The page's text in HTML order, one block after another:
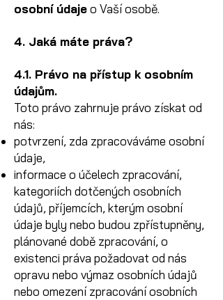
osobní údajeo Vaší osobě.
4. Jaká máte práva?
4.1. Právo na přístup k osobním
údajům.
Toto právo zahrnuje právo získat od
nás:
potvrzení, zda zpracováváme osobní
údaje,
informace o účelech zpracování,
kategoriích dotčených osobních
údajů, příjemcích, kterým osobní
údaje byly nebo budou zpřístupněny,
plánované době zpracování, o
existenci práva požadovat od nás
opravu nebo výmaz osobních údajů
nebo omezení zpracování osobních